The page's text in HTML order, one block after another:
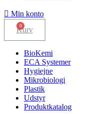
Min konto
Kurv
BioKemi
ECA Systemer
Hygiejne
Mikrobiologi
Plastik
Udstyr
Produktkatalog